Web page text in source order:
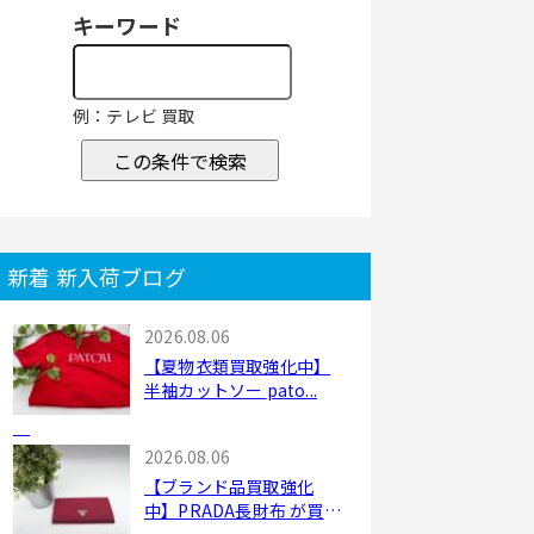
キーワード
例：テレビ 買取
この条件で検索
新着 新入荷ブログ
2026.08.06
【夏物衣類買取強化中】
半袖カットソー pato...
2026.08.06
【ブランド品買取強化
中】PRADA長財布 が買